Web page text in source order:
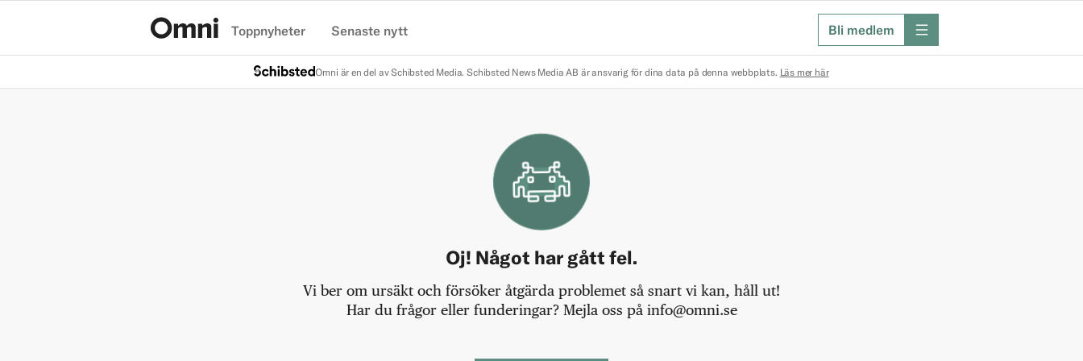
Toppnyheter Senaste nytt Bli medlem meny
Omni är en del av Schibsted Media. Schibsted News Media AB är ansvarig för dina data på denna webbplats. Läs mer här
Oj! Något har gått fel.
Vi ber om ursäkt och försöker åtgärda problemet så snart vi kan, håll ut!
Har du frågor eller funderingar? Mejla oss på info@omni.se